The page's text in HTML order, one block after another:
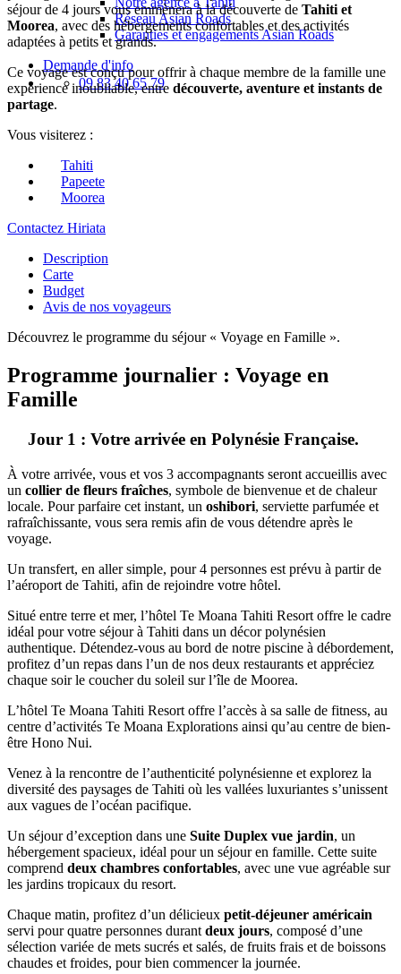
Réseau Asian Roads
Garanties et engagements Asian Roads
Demande d'info
09 83 40 65 79
séjour de 4 jours vous emmènera à la découverte de Tahiti et
Moorea, avec des hébergements confortables et des activités
adaptées à petits et grands.
Ce voyage est conçu pour offrir à chaque membre de la famille une
expérience inoubliable, entre découverte, aventure et instants de
partage.
Vous visiterez :
Tahiti
Papeete
Moorea
Contactez Hiriata
Description
Carte
Budget
Avis de nos voyageurs
Découvrez le programme du séjour « Voyage en Famille ».
Programme journalier : Voyage en
Famille
Jour 1 : Votre arrivée en Polynésie Française.
À votre arrivée, vous et vos 3 accompagnants seront accueillis avec
un collier de fleurs fraîches, symbole de bienvenue et de chaleur
locale. Pour parfaire cet instant, un oshibori, serviette parfumée et
rafraîchissante, vous sera remis afin de vous détendre après le
voyage.
Un transfert, en aller simple, pour 4 personnes est prévu à partir de
l’aéroport de Tahiti, afin de rejoindre votre hôtel.
Situé entre terre et mer, l’hôtel Te Moana Tahiti Resort offre le cadre
idéal pour votre séjour à Tahiti dans un décor polynésien
authentique. Détendez-vous au bord de notre piscine à débordement,
profitez d’un repas dans l’un de nos deux restaurants et appréciez
chaque soir le coucher du soleil sur l’île de Moorea.
L’hôtel Te Moana Tahiti Resort offre l’accès à sa salle de fitness, au
centre d’activités Te Moana Explorations ainsi qu’au centre de bien-
être Hono Nui.
Venez à la rencontre de l’authenticité polynésienne et explorez la
diversité des paysages de Tahiti où les vallées luxuriantes s’unissent
aux vagues de l’océan pacifique.
Un séjour d’exception dans une Suite Duplex vue jardin, un
hébergement spacieux, idéal pour un séjour en famille. Cette suite
comprend deux chambres confortables, avec une vue agréable sur
les jardins tropicaux du resort.
Chaque matin, profitez d’un délicieux petit-déjeuner américain
servi pour quatre personnes durant deux jours, composé d’une
sélection variée de mets sucrés et salés, de fruits frais et de boissons
chaudes et froides, pour bien commencer la journée.